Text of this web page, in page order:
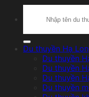
Du thuyền Hạ
Du thuyền
Du thuyền
Du thuyền
Du thuyền